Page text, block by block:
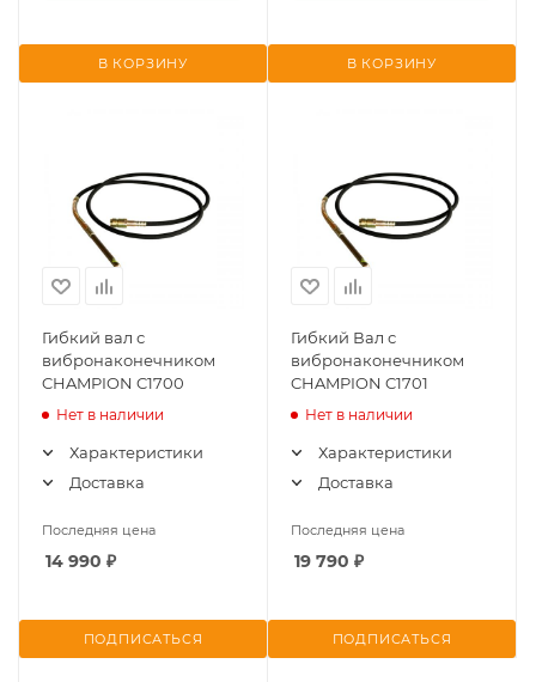
В КОРЗИНУ В КОРЗИНУ
Гибкий вал с
вибронаконечником
CHAMPION C1700
Нет в наличии
Характеристики
Доставка
Последняя цена
14 990 ₽
ПОДПИСАТЬСЯ
Гибкий Вал с
вибронаконечником
CHAMPION C1701
Нет в наличии
Характеристики
Доставка
Последняя цена
19 790 ₽
ПОДПИСАТЬСЯ